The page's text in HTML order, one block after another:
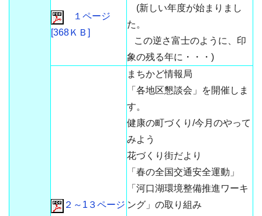
１ページ
[368ＫＢ]
(新しい年度が始まりまし
た。
この逆さ富士のように、印
象の残る年に・・・)
２～1３ページ
まちかど情報局
「各地区懇談会」を開催しま
す。
健康の町づくり/今月のやって
みよう
花づくり街だより
「春の全国交通安全運動」
「河口湖環境整備推進ワーキ
ング」の取り組み